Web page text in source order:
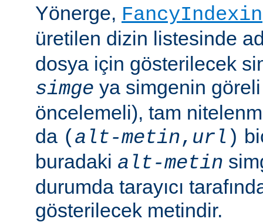
Yönerge,
üretilen dizin listesinde
dosya için gösterilecek
simge ya simgenin göreli
öncelemeli), tam
da ( alt-metin, url )
buradaki alt-metin
durumda tarayıcı
gösterilecek metindir.